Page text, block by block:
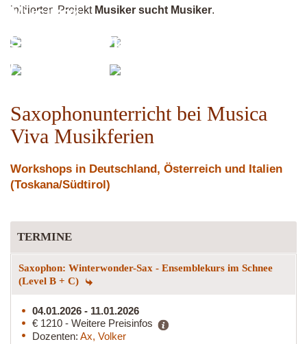
initiierten Projekt Musiker sucht Musiker.
Musiker
Saxophon
/
OpenScores
Saxophonunterricht bei Musica
Viva Musikferien
Workshops in Deutschland, Österreich und Italien
(Toskana/Südtirol)
TERMINE
Saxophon: Winterwonder-Sax - Ensemblekurs im Schnee
(Level B + C)
04.01.2026 - 11.01.2026
€ 1210 - Weitere Preisinfos
Dozenten: Ax, Volker